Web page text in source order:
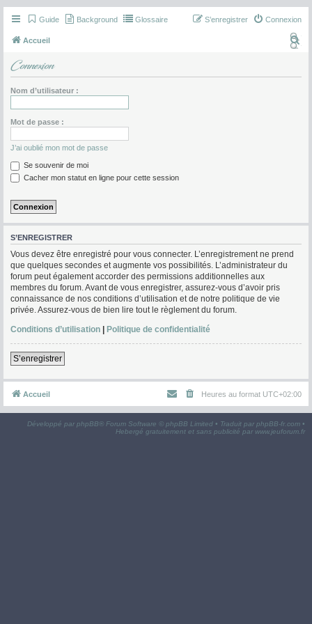
Guide Background Glossaire Connexion
S’enregistrer
Accueil
Connexion
Nom d’utilisateur :
Mot de passe :
J’ai oublié mon mot de passe
Se souvenir de moi
Cacher mon statut en ligne pour cette session
S’ENREGISTRER
Vous devez être enregistré pour vous connecter. L’enregistrement ne prend
que quelques secondes et augmente vos possibilités. L’administrateur du
forum peut également accorder des permissions additionnelles aux
membres du forum. Avant de vous enregistrer, assurez-vous d’avoir pris
connaissance de nos conditions d’utilisation et de notre politique de vie
privée. Assurez-vous de bien lire tout le règlement du forum.
Conditions d’utilisation | Politique de confidentialité
S’enregistrer
Accueil Heures au format UTC+02:00
Développé par phpBB® Forum Software © phpBB Limited • Traduit par phpBB-fr.com •
Hebergé gratuitement et sans publicité par www.jeuforum.fr